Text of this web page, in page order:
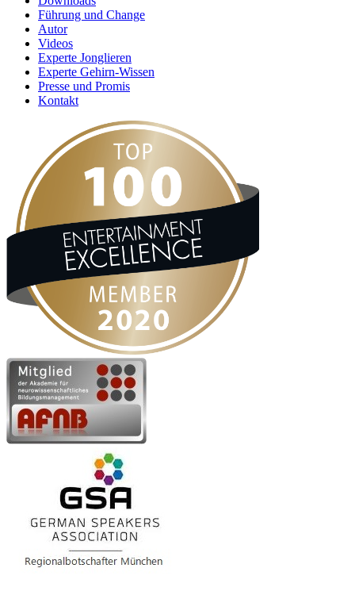
Führung und Change
Autor
Videos
Experte Jonglieren
Experte Gehirn-Wissen
Presse und Promis
Kontakt